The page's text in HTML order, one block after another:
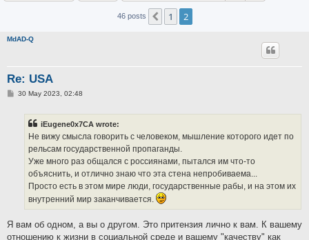
46 posts Previous
1 2
MdAD-Q
Re: USA
P30 May 2023, 02:48
iEugene0x7CA wrote:
Не вижу смысла говорить с человеком, мышление которого идет по
рельсам государственной пропаганды.
Уже много раз общался с россиянами, пытался им что-то
объяснить, и отлично знаю что эта стена непробиваема...
Просто есть в этом мире люди, государственные рабы, и на этом их
внутренний мир заканчивается.
Я вам об одном, а вы о другом. Это притензия лично к вам. К вашему
отношению к жизни в социальной среде и вашему "качеству" как